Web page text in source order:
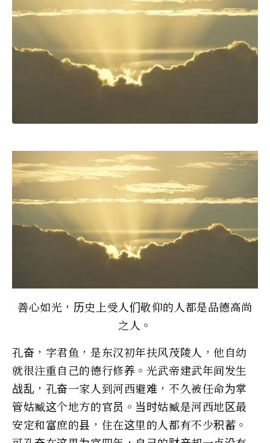
善心如光，历史上受人们敬仰的人都是品德高尚
之人。
孔奋，字君鱼，是东汉初年扶风茂陵人，他自幼
就很注重自己的德行修养。光武帝建武年间发生
战乱，孔奋一家人到河西避难，不久被任命为掌
管姑臧这个地方的官员。当时姑臧是河西地区最
安定和富庶的县，住在这里的人都有不少积蓄。